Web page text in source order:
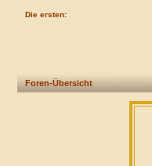
Die ersten:
Foren-Übersicht